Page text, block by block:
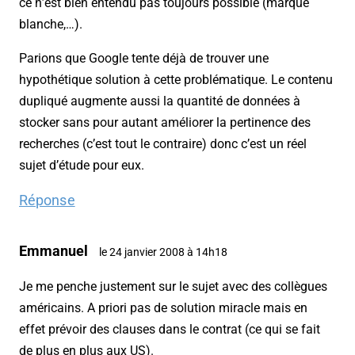
blanche,…).
Parions que Google tente déjà de trouver une
hypothétique solution à cette problématique. Le contenu
dupliqué augmente aussi la quantité de données à
stocker sans pour autant améliorer la pertinence des
recherches (c’est tout le contraire) donc c’est un réel
sujet d’étude pour eux.
Réponse
Emmanuel le 24 janvier 2008 à 14h18
Je me penche justement sur le sujet avec des collègues
américains. A priori pas de solution miracle mais en
effet prévoir des clauses dans le contrat (ce qui se fait
de plus en plus aux US).